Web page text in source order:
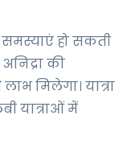
समस्याएं हो सकती
की
मिलेगा। यात्रा
यात्राओं में